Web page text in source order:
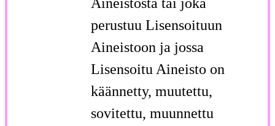
perustuu Lisensoituun
Aineistoon ja jossa
Lisensoitu Aineisto on
käännetty, muutettu,
sovitettu, muunnettu